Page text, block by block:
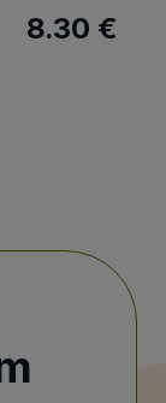
8.30 €